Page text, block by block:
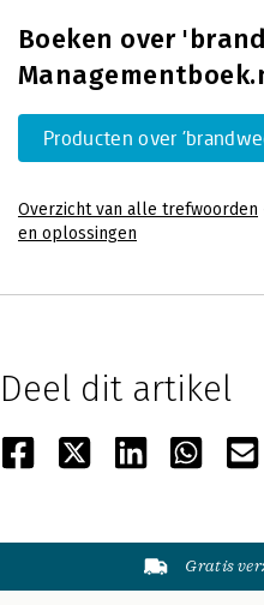
Boeken over
Producten over
Overzicht van alle trefwoorden
en oplossingen
Deel dit artikel
Gratis